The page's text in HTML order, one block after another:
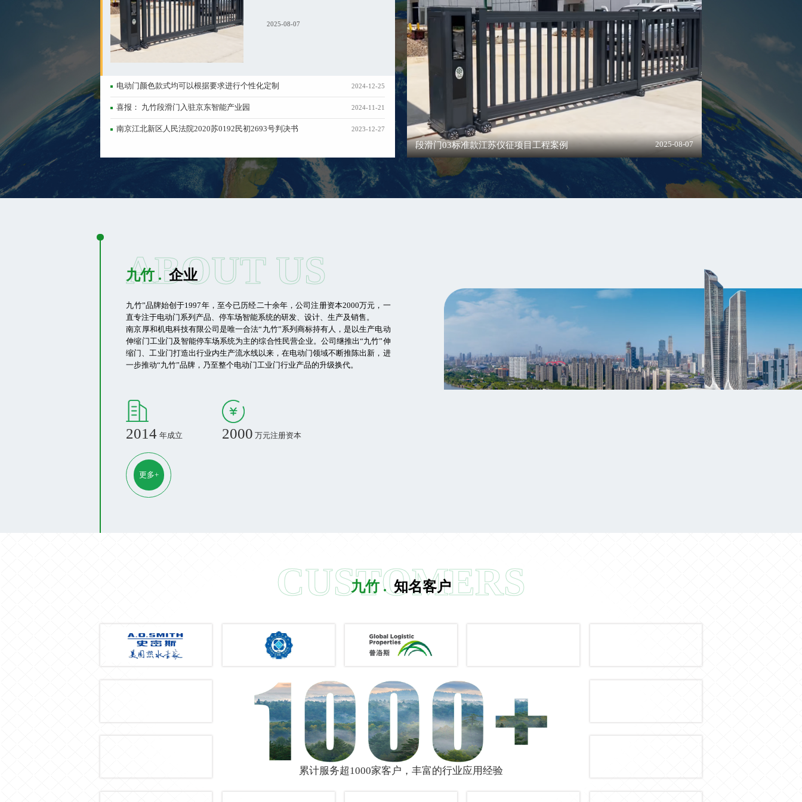
2025-08-07
电动门颜色款式均可以根据要求进行个性化定制 2024-12-25
喜报： 九竹段滑门入驻京东智能产业园 2024-11-21
南京江北新区人民法院2020苏0192民初2693号判决书 2023-12-27
段滑门03标准款江苏仪征项目工程案例 2025-08-07
ABOUT US
九竹 . 企业
九竹”品牌始创于1997年，至今已历经二十余年，公司注册资本2000万元，一
直专注于电动门系列产品、停车场智能系统的研发、设计、生产及销售。
南京厚和机电科技有限公司是唯一合法“九竹”系列商标持有人，是以生产电动
伸缩门工业门及智能停车场系统为主的综合性民营企业。公司继推出“九竹”伸
缩门、工业门打造出行业内生产流水线以来，在电动门领域不断推陈出新，进
一步推动“九竹”品牌，乃至整个电动门工业门行业产品的升级换代。
2014 年成立 2000 万元注册资本
更多+
CUSTOMERS
九竹 . 知名客户
累计服务超1000家客户，丰富的行业应用经验